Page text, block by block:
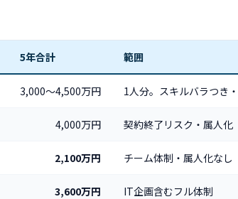
5年合計 範囲
3,000〜4,500万円 1人分。スキルバラつき
4,000万円 契約終了リスク・属人化
2,100万円 チーム体制・属人化なし
3,600万円 IT企画含むフル体制